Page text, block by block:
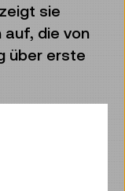
sie
auf, die von
über erste